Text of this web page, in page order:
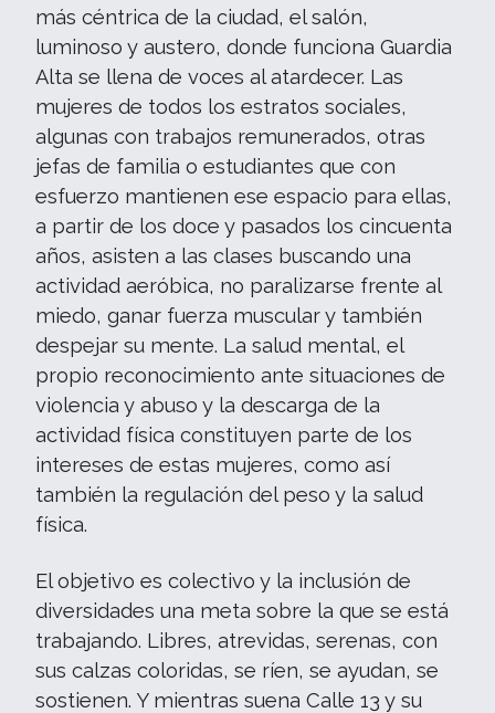
más céntrica de la ciudad, el salón,
luminoso y austero, donde funciona Guardia
Alta se llena de voces al atardecer. Las
mujeres de todos los estratos sociales,
algunas con trabajos remunerados, otras
jefas de familia o estudiantes que con
esfuerzo mantienen ese espacio para ellas,
a partir de los doce y pasados los cincuenta
años, asisten a las clases buscando una
actividad aeróbica, no paralizarse frente al
miedo, ganar fuerza muscular y también
despejar su mente. La salud mental, el
propio reconocimiento ante situaciones de
violencia y abuso y la descarga de la
actividad física constituyen parte de los
intereses de estas mujeres, como así
también la regulación del peso y la salud
física.
El objetivo es colectivo y la inclusión de
diversidades una meta sobre la que se está
trabajando. Libres, atrevidas, serenas, con
sus calzas coloridas, se ríen, se ayudan, se
sostienen. Y mientras suena Calle 13 y su